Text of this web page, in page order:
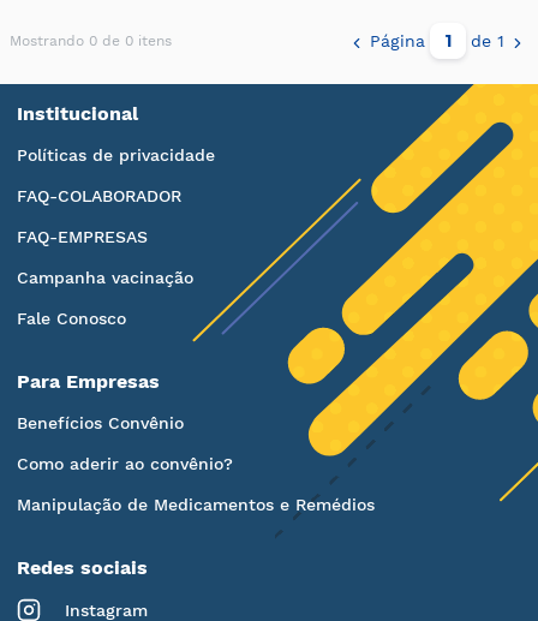
Mostrando 0 de 0 itens Página de 1
Institucional
Políticas de privacidade
FAQ-COLABORADOR
FAQ-EMPRESAS
Campanha vacinação
Fale Conosco
Para Empresas
Benefícios Convênio
Como aderir ao convênio?
Manipulação de Medicamentos e Remédios
Redes sociais
Instagram